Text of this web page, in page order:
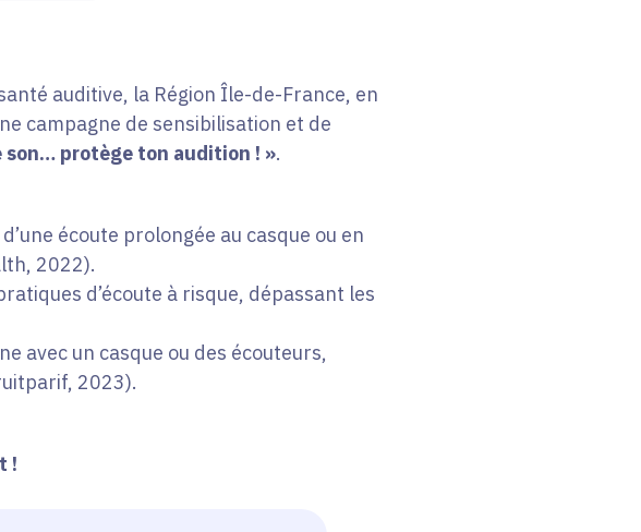
auditive, la Région Île-de-France, en
campagne de sensibilisation et de
son… protège ton audition ! ».
écoute prolongée au casque ou en
2022).
d’écoute à risque, dépassant les
avec un casque ou des écouteurs,
2023).
!